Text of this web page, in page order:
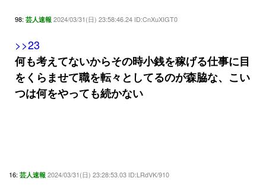
98: 芸人速報 2024/03/31(日) 23:58:46.24 ID:CnXuXIGT0
>>23
何も考えてないからその時小銭を稼げる仕事に目
をくらませて職を転々としてるのが森脇な、こい
つは何をやっても続かない
16: 芸人速報 2024/03/31(日) 23:28:53.03 ID:LRdVK/910